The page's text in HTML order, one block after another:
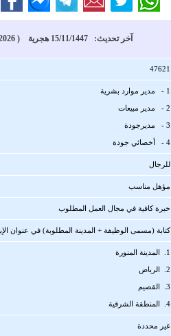
آخر تحديث: 15/11/1447 هجرية ( 02/05/2026 )
47621
1 - مدير موارد بشرية
2 - مدير مبيعات
3 - مديرجودة
4 - أخصائي جودة
للرجال
مؤهل مناسب
خبرة كافية في مجال العمل المطلوب
كتابة (مسمى الوظيفة + المدينة المطلوبة) في عنوان
1. المدينة المنورة
2. الرياض
3. القصيم
4. المنطقة الشرقية
غير محددة